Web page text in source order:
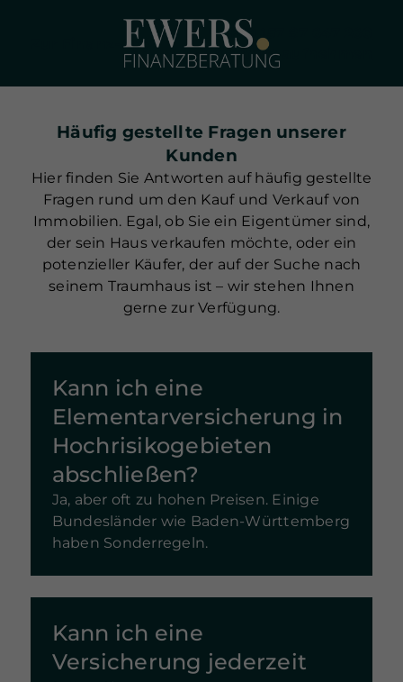
Zur Finanz-App
+49 157 87 647 260
Kontakt aufnehmen
Häufig gestellte Fragen unserer
Kunden
Hier finden Sie Antworten auf häufig gestellte
Fragen rund um den Kauf und Verkauf von
Immobilien. Egal, ob Sie ein Eigentümer sind,
der sein Haus verkaufen möchte, oder ein
potenzieller Käufer, der auf der Suche nach
seinem Traumhaus ist – wir stehen Ihnen
gerne zur Verfügung.
Kann ich eine
Elementarversicherung in
Hochrisikogebieten
abschließen?
Ja, aber oft zu hohen Preisen. Einige
Bundesländer wie Baden-Württemberg
haben Sonderregeln.
Kann ich eine
Versicherung jederzeit